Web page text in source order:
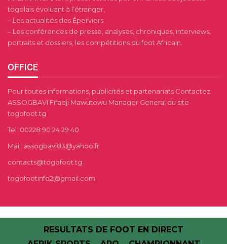
togolais évoluant à l’étranger,
– Les actualités des Éperviers
– Les conférences de presse, analyses, chroniques, interviews,
portraits et dossiers, les compétitions du foot Africain.
OFFICE
Pour toutes informations, publicités et partenariats Contactez
ASSOGBAVI Fifadji Mawutowu Manager General du site
togofoot.tg
Tel: 00228 90 24 29 40
Mail: assogbavi83@yahoo.fr
contacts@togofoot.tg
togofootinfo2@gmail.com
RESULTATS DE FOOT EN DIRECT